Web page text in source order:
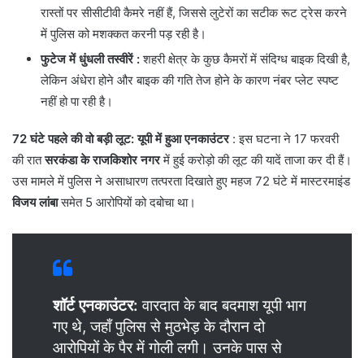
रास्तों पर सीसीटीवी कैमरे नहीं हैं, जिससे लुटेरों का सटीक रूट ट्रेस करने
में पुलिस को मशक्कत करनी पड़ रही है।
फुटेज में धुंधली तस्वीरें :शहरी क्षेत्र के कुछ कैमरों में संदिग्ध बाइक दिखी है,
लेकिन अंधेरा होने और बाइक की गति तेज होने के कारण नंबर प्लेट स्पष्ट
नहीं हो पा रही है।
72 घंटे पहले की वो बड़ी लूट: यूपी में हुआ एनकाउंटर: इस घटना ने 17 फरवरी
की रातसरकंडा के राजकिशोर नगरमें हुई करोड़ो की लूट की यादें ताजा कर दी हैं।
उस मामले में पुलिस ने असाधारण तत्परता दिखाते हुए महज 72 घंटे में मास्टरमाइंड
विजय लांबासमेत 5 आरोपियों को दबोचा था।
शॉर्ट एनकाउंटर: वारदात के बाद बदमाश यूपी भाग
गए थे, जहाँ पुलिस से मुठभेड़ के दौरान दो
आरोपियों के पैर में गोली लगी। उनके पास से